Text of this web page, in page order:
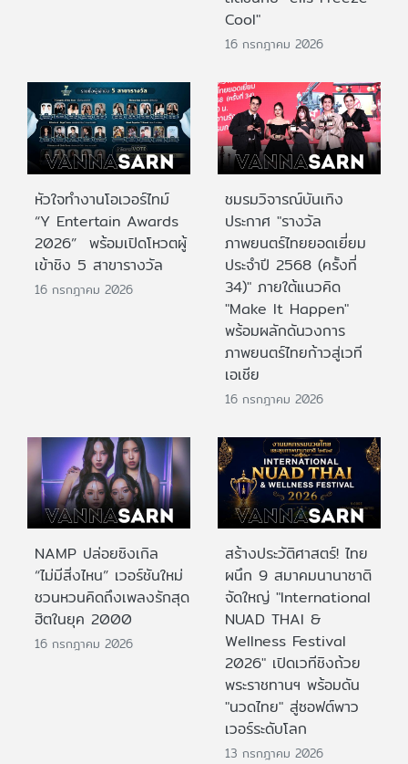
Cool"
16 กรกฎาคม 2026
หัวใจทำงานโอเวอร์ไทม์
“Y Entertain Awards
2026” พร้อมเปิดโหวตผู้
เข้าชิง 5 สาขารางวัล
16 กรกฎาคม 2026
ชมรมวิจารณ์บันเทิง
ประกาศ "รางวัล
ภาพยนตร์ไทยยอดเยี่ยม
ประจําปี 2568 (ครั้งที่
34)" ภายใต้แนวคิด
"Make It Happen"
พร้อมผลักดันวงการ
ภาพยนตร์ไทยก้าวสู่เวที
เอเชีย
16 กรกฎาคม 2026
NAMP ปล่อยซิงเกิล
“ไม่มีสิ่งไหน” เวอร์ชันใหม่
ชวนหวนคิดถึงเพลงรักสุด
ฮิตในยุค 2000
16 กรกฎาคม 2026
สร้างประวัติศาสตร์! ไทย
ผนึก 9 สมาคมนานาชาติ
จัดใหญ่ "International
NUAD THAI &
Wellness Festival
2026" เปิดเวทีชิงถ้วย
พระราชทานฯ พร้อมดัน
"นวดไทย" สู่ซอฟต์พาว
เวอร์ระดับโลก
13 กรกฎาคม 2026